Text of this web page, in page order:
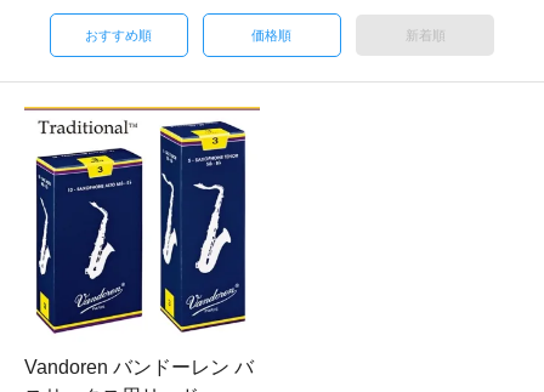
おすすめ順 価格順 新着順
Vandoren バンドーレン バ